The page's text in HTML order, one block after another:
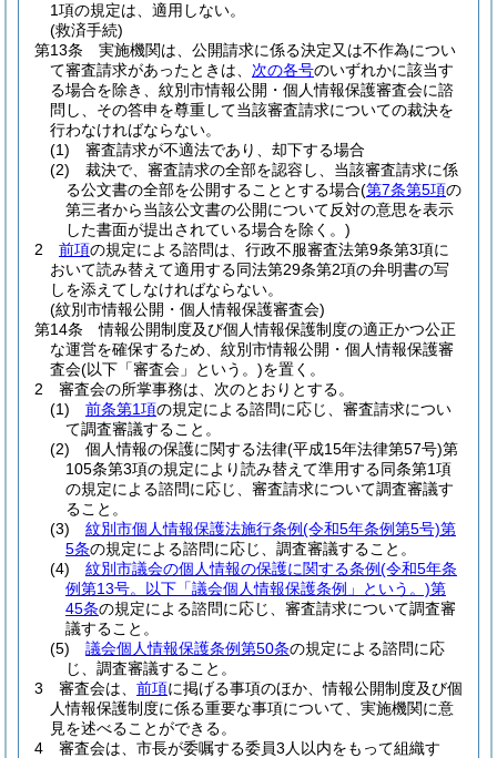
1項の規定は、適用しない。
(救済手続)
第13条
実施機関は、公開請求に係る決定又は不作為につい
て審査請求があったときは、 次の各号のいずれかに該当す
る場合を除き、紋別市情報公開・個人情報保護審査会に諮
問し、その答申を尊重して当該審査請求についての裁決を
行わなければならない。
(1)
審査請求が不適法であり、却下する場合
(2)
裁決で、審査請求の全部を認容し、当該審査請求に係
る公文書の全部を公開することとする場合(第7条第5項の
第三者から当該公文書の公開について反対の意思を表示
した書面が提出されている場合を除く。)
2
前項の規定による諮問は、行政不服審査法第9条第3項に
おいて読み替えて適用する同法第29条第2項の弁明書の写
しを添えてしなければならない。
(紋別市情報公開・個人情報保護審査会)
第14条
情報公開制度及び個人情報保護制度の適正かつ公正
な運営を確保するため、紋別市情報公開・個人情報保護審
査会(以下「審査会」という。)を置く。
2
審査会の所掌事務は、次のとおりとする。
(1)
前条第1項の規定による諮問に応じ、審査請求につい
て調査審議すること。
(2)
個人情報の保護に関する法律(平成15年法律第57号)第
105条第3項の規定により読み替えて準用する同条第1項
の規定による諮問に応じ、審査請求について調査審議す
ること。
(3)
紋別市個人情報保護法施行条例(令和5年条例第5号)第
5条の規定による諮問に応じ、調査審議すること。
(4)
紋別市議会の個人情報の保護に関する条例(令和5年条
例第13号。以下「議会個人情報保護条例」という。)第
45条の規定による諮問に応じ、審査請求について調査審
議すること。
(5)
議会個人情報保護条例第50条の規定による諮問に応
じ、調査審議すること。
3
審査会は、 前項に掲げる事項のほか、情報公開制度及び個
人情報保護制度に係る重要な事項について、実施機関に意
見を述べることができる。
4
審査会は、市長が委嘱する委員3人以内をもって組織す